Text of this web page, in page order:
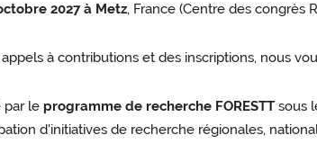
2027 à Metz, France (Centre des congrès
à contributions et des inscriptions, nous
par le programme de recherche FORESTTsous
d'initiatives de recherche régionales,